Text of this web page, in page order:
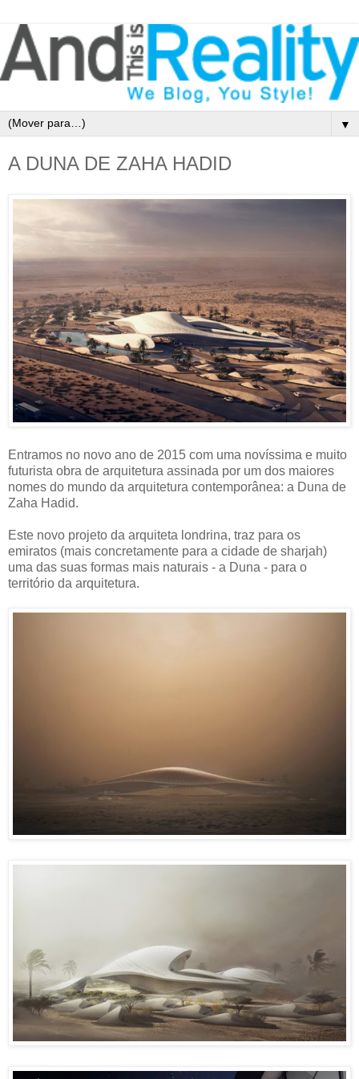
▼
A DUNA DE ZAHA HADID
Entramos no novo ano de 2015 com uma novíssima e muito
futurista obra de arquitetura assinada por um dos maiores
nomes do mundo da arquitetura contemporânea: a Duna de
Zaha Hadid.
Este novo projeto da arquiteta londrina, traz para os
emiratos (mais concretamente para a cidade de sharjah)
uma das suas formas mais naturais - a Duna - para o
território da arquitetura.